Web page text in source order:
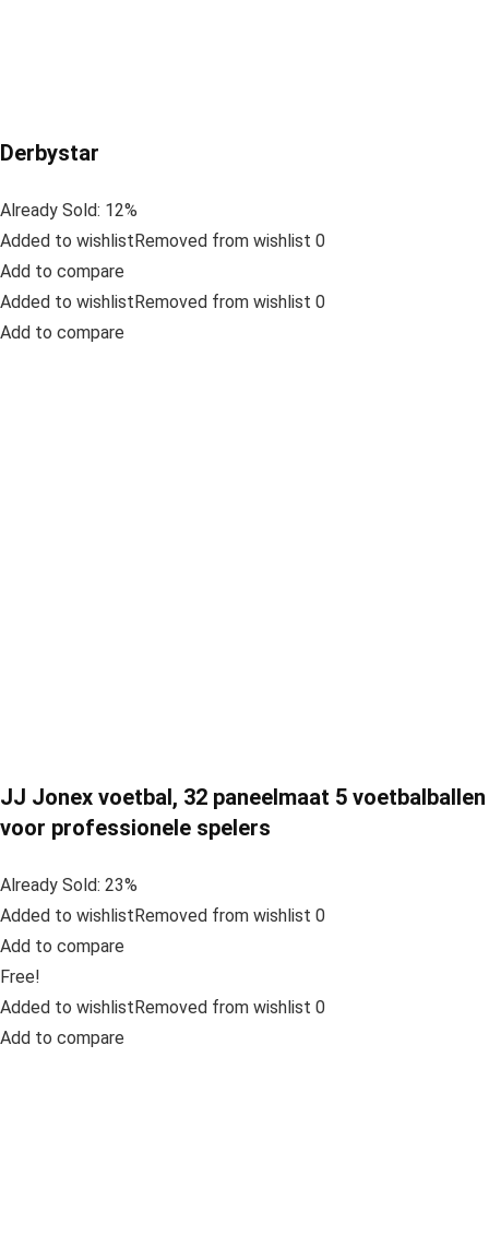
Derbystar
Already Sold: 12%
Added to wishlistRemoved from wishlist 0
Add to compare
Added to wishlistRemoved from wishlist 0
Add to compare
JJ Jonex voetbal, 32 paneelmaat 5 voetbalballen
voor professionele spelers
Already Sold: 23%
Added to wishlistRemoved from wishlist 0
Add to compare
Free!
Added to wishlistRemoved from wishlist 0
Add to compare